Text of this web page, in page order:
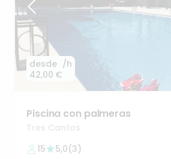
desde
42,00 €
/h
Piscina con palmeras
Tres Cantos
15
5,0(3)